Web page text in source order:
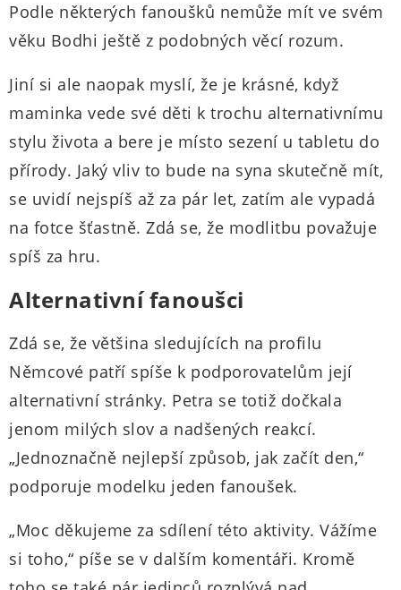
Podle některých fanoušků nemůže mít ve svém
věku Bodhi ještě z podobných věcí rozum.
Jiní si ale naopak myslí, že je krásné, když
maminka vede své děti k trochu alternativnímu
stylu života a bere je místo sezení u tabletu do
přírody. Jaký vliv to bude na syna skutečně mít,
se uvidí nejspíš až za pár let, zatím ale vypadá
na fotce šťastně. Zdá se, že modlitbu považuje
spíš za hru.
Alternativní fanoušci
Zdá se, že většina sledujících na profilu
Němcové patří spíše k podporovatelům její
alternativní stránky. Petra se totiž dočkala
jenom milých slov a nadšených reakcí.
„Jednoznačně nejlepší způsob, jak začít den,“
podporuje modelku jeden fanoušek.
„Moc děkujeme za sdílení této aktivity. Vážíme
si toho,“ píše se v dalším komentáři. Kromě